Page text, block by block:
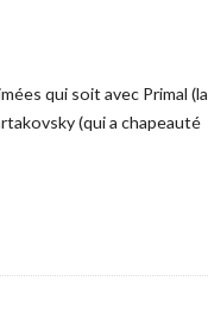
qui soit avec Primal (la
(qui a chapeauté